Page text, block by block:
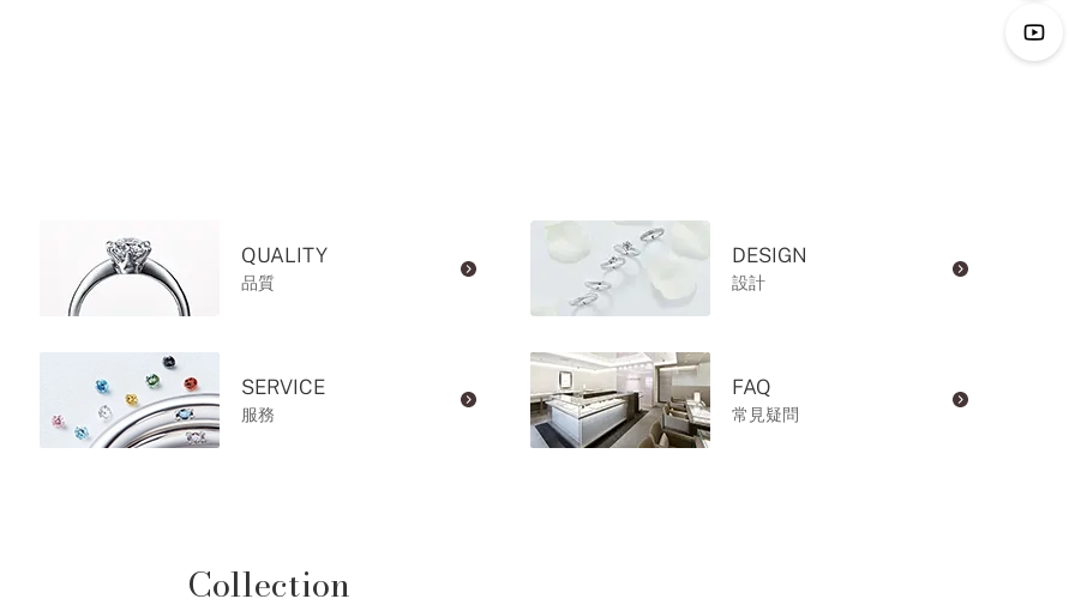
QUALITY
品質
DESIGN
設計
SERVICE
服務
FAQ
常見疑問
Collection